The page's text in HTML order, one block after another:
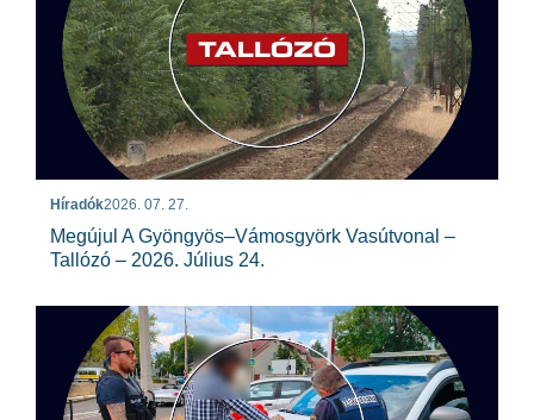
Híradók2026. 07. 27.
Megújul A Gyöngyös–Vámosgyörk Vasútvonal –
Tallózó – 2026. Július 24.